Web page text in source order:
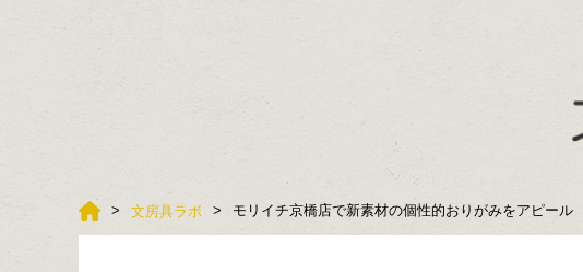
文房具ラボ モリイチ京橋店で新素材の個性的おりがみをアピール